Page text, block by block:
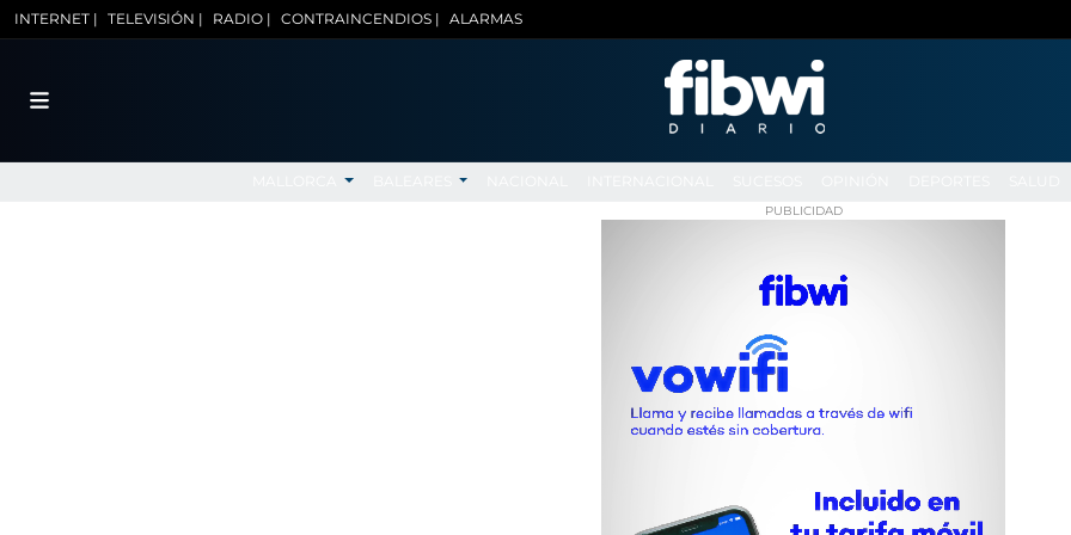
INTERNET | TELEVISIÓN | RADIO | CONTRAINCENDIOS | ALARMAS